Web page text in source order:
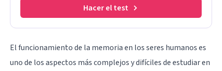
Hacer el test
Elfuncionamiento de la memoriaen los seres humanos es
uno de los aspectos más complejos y difíciles de estudiar en